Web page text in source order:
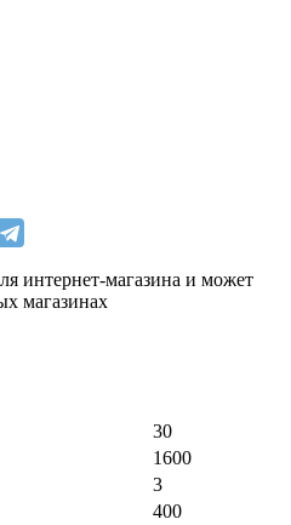
интернет-магазина и может
магазинах
30
1600
3
400